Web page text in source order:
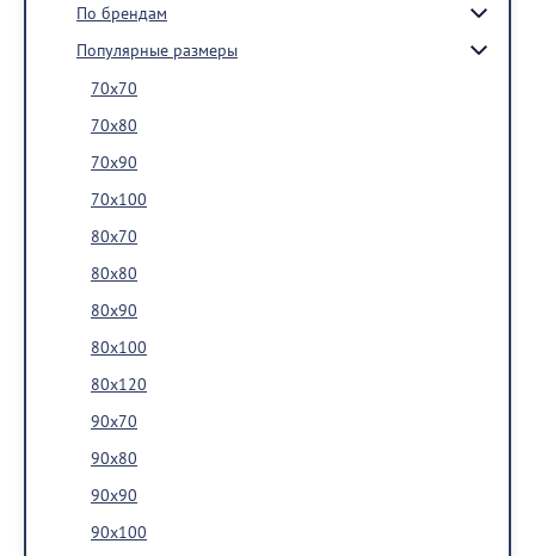
По брендам
Популярные размеры
70x70
70x80
70x90
70x100
80x70
80x80
80x90
80x100
80x120
90x70
90x80
90x90
90x100